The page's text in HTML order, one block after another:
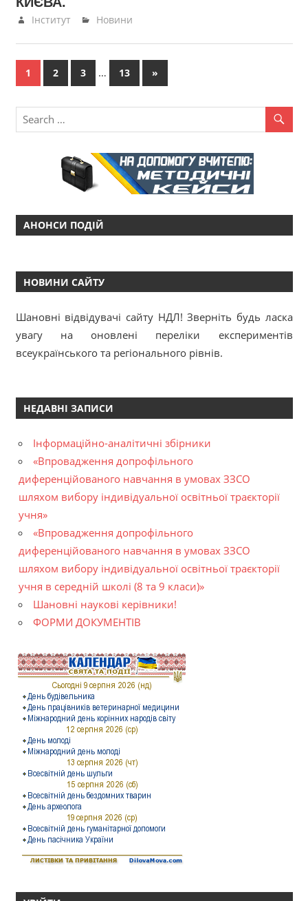
15.12.2022
Інститут Новини
Пагінація
1 2 3 … 13
Next
Posts
»
АНОНСИ ПОДІЙ
НОВИНИ САЙТУ
Шановні відвідувачі сайту НДЛ! Зверніть будь ласка
увагу на оновлені переліки експериментів
всеукраїнського та регіонального рівнів.
НЕДАВНІ ЗАПИСИ
Інформаційно-аналітичні збірники
«Впровадження допрофільного
диференційованого навчання в умовах ЗЗСО
шляхом вибору індивідуальної освітньої траєкторії
учня»
«Впровадження допрофільного
диференційованого навчання в умовах ЗЗСО
шляхом вибору індивідуальної освітньої траєкторії
учня в середній школі (8 та 9 класи)»
Шановні наукові керівники!
ФОРМИ ДОКУМЕНТІВ